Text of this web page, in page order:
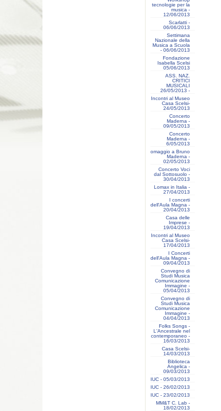
tecnologie per la
musica -
12/06/2013
Scarlatti -
06/06/2013
Settimana
Nazionale della
Musica a Scuola
- 06/06/2013
Fondazione
Isabella Scelsi
05/06/2013
ASS. NAZ.
CRITICI
MUSICALI
26/05/2013 -
Incontri al Museo
Casa Scelsi-
24/05/2013
Concerto
Maderna -
09/05/2013
Concerto
Maderna -
6/05/2013
omaggio a Bruno
Maderna -
02/05/2013
Concerto Voci
dal Sottosuolo -
30/04/2013
Lomax in Italia -
27/04/2013
I concerti
dell'Aula Magna -
20/04/2013
Casa delle
Imprese -
19/04/2013
Incontri al Museo
Casa Scelsi-
17/04/2013
I Concerti
dell'Aula Magna -
09/04/2013
Convegno di
Studi Musica
Comunicazione
Immagine -
05/04/2013
Convegno di
Studi Musica
Comunicazione
Immagine -
04/04/2013
Folks Songs -
L'Ancestrale nel
contemporaneo -
16/03/2013
Casa Scelsi-
14/03/2013
Biblioteca
Angelica -
09/03/2013
IUC - 05/03/2013
IUC - 26/02/2013
IUC - 23/02/2013
MM&T C. Lab -
18/02/2013